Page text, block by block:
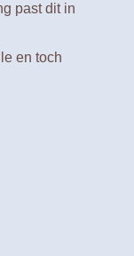
past dit in
en toch